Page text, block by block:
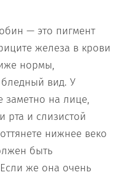
— это пигмент
железа в крови
нормы,
бледный вид. У
заметно на лице,
рта и слизистой
нижнее веко
быть
же она очень